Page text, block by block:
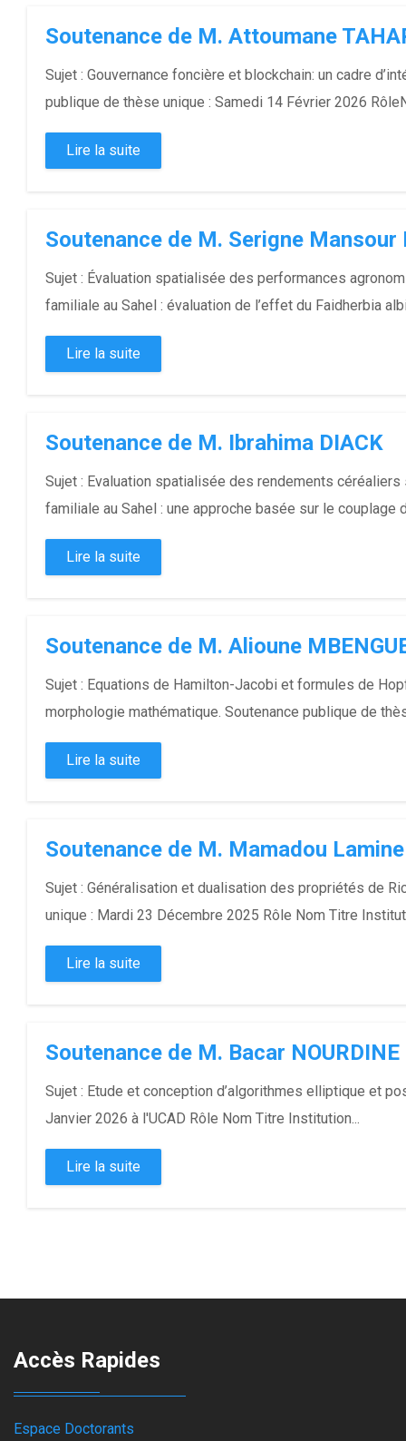
Soutenance de M. Attoumane
Sujet : Gouvernance foncière et blockchain: un cadre
publique de thèse unique : Samedi 14 Février 2026
Lire la suite
Soutenance de M. Serigne Mansour
Sujet : Évaluation spatialisée des performances
familiale au Sahel : évaluation de l’effet du Faidherbia
Lire la suite
Soutenance de M. Ibrahima DIACK
Sujet : Evaluation spatialisée des rendements
familiale au Sahel : une approche basée sur le
Lire la suite
Soutenance de M. Alioune
Sujet : Equations de Hamilton-Jacobi et formules de
morphologie mathématique. Soutenance publique de
Lire la suite
Soutenance de M. Mamadou
Sujet : Généralisation et dualisation des propriétés de
unique : Mardi 23 Décembre 2025 Rôle Nom Titre
Lire la suite
Soutenance de M. Bacar NOURDINE
Sujet : Etude et conception d’algorithmes elliptique et
Janvier 2026 à l'UCAD Rôle Nom Titre Institution...
Lire la suite
Accès Rapides
Espace Doctorants